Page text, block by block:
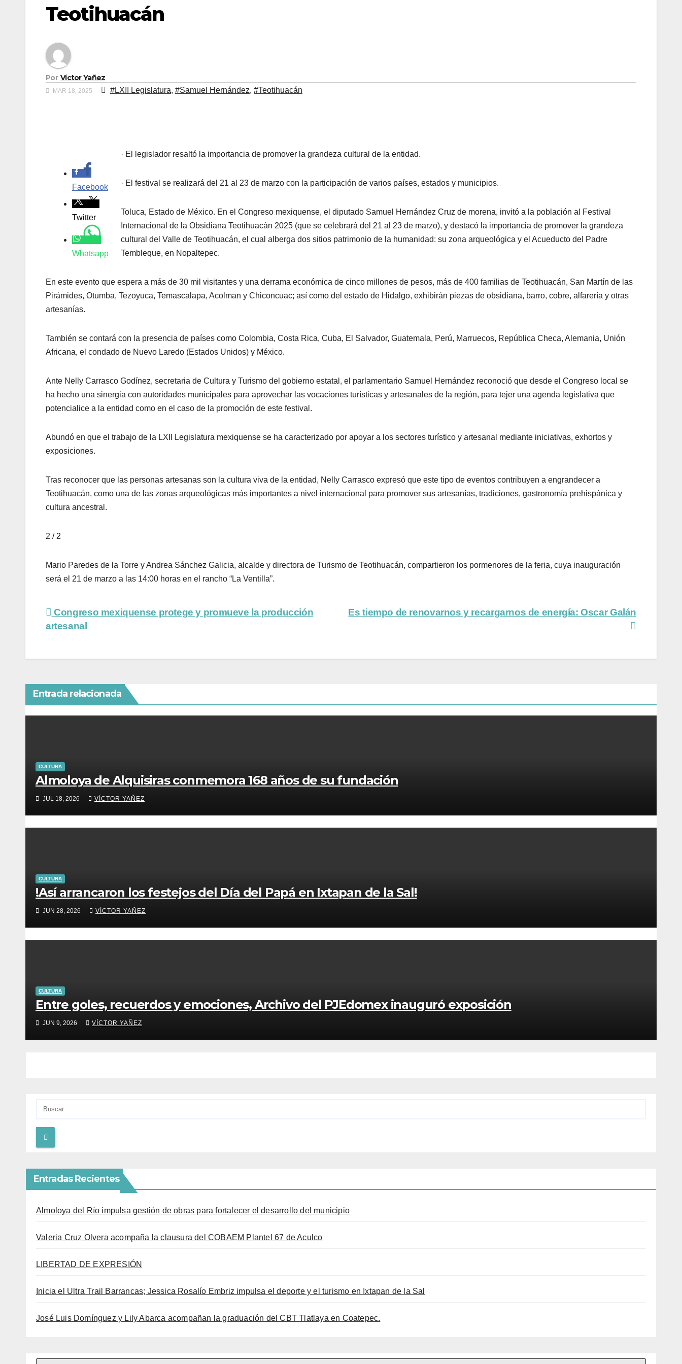
Teotihuacán
Por Víctor Yañez
MAR 18, 2025 #LXII Legislatura, #Samuel Hernández, #Teotihuacán
Facebook
Twitter
Whatsapp
· El legislador resaltó la importancia de promover la grandeza cultural de la entidad.
· El festival se realizará del 21 al 23 de marzo con la participación de varios países, estados y municipios.
Toluca, Estado de México. En el Congreso mexiquense, el diputado Samuel Hernández Cruz de morena, invitó a la población al Festival
Internacional de la Obsidiana Teotihuacán 2025 (que se celebrará del 21 al 23 de marzo), y destacó la importancia de promover la grandeza
cultural del Valle de Teotihuacán, el cual alberga dos sitios patrimonio de la humanidad: su zona arqueológica y el Acueducto del Padre
Tembleque, en Nopaltepec.
En este evento que espera a más de 30 mil visitantes y una derrama económica de cinco millones de pesos, más de 400 familias de Teotihuacán, San Martín de las
Pirámides, Otumba, Tezoyuca, Temascalapa, Acolman y Chiconcuac; así como del estado de Hidalgo, exhibirán piezas de obsidiana, barro, cobre, alfarería y otras
artesanías.
También se contará con la presencia de países como Colombia, Costa Rica, Cuba, El Salvador, Guatemala, Perú, Marruecos, República Checa, Alemania, Unión
Africana, el condado de Nuevo Laredo (Estados Unidos) y México.
Ante Nelly Carrasco Godínez, secretaria de Cultura y Turismo del gobierno estatal, el parlamentario Samuel Hernández reconoció que desde el Congreso local se
ha hecho una sinergia con autoridades municipales para aprovechar las vocaciones turísticas y artesanales de la región, para tejer una agenda legislativa que
potencialice a la entidad como en el caso de la promoción de este festival.
Abundó en que el trabajo de la LXII Legislatura mexiquense se ha caracterizado por apoyar a los sectores turístico y artesanal mediante iniciativas, exhortos y
exposiciones.
Tras reconocer que las personas artesanas son la cultura viva de la entidad, Nelly Carrasco expresó que este tipo de eventos contribuyen a engrandecer a
Teotihuacán, como una de las zonas arqueológicas más importantes a nivel internacional para promover sus artesanías, tradiciones, gastronomía prehispánica y
cultura ancestral.
2 / 2
Mario Paredes de la Torre y Andrea Sánchez Galicia, alcalde y directora de Turismo de Teotihuacán, compartieron los pormenores de la feria, cuya inauguración
será el 21 de marzo a las 14:00 horas en el rancho “La Ventilla”.
Es tiempo de renovarnos y recargarnos de energía: Oscar Galán
Congreso mexiquense protege y promueve la producción
artesanal
Entrada relacionada
CULTURA
Almoloya de Alquisiras conmemora 168 años de su fundación
JUL 18, 2026 VÍCTOR YAÑEZ
CULTURA
!Así arrancaron los festejos del Día del Papá en Ixtapan de la Sal!
JUN 28, 2026 VÍCTOR YAÑEZ
CULTURA
Entre goles, recuerdos y emociones, Archivo del PJEdomex inauguró exposición
JUN 9, 2026 VÍCTOR YAÑEZ
Entradas Recientes
Almoloya del Río impulsa gestión de obras para fortalecer el desarrollo del municipio
Valeria Cruz Olvera acompaña la clausura del COBAEM Plantel 67 de Aculco
LIBERTAD DE EXPRESIÓN
Inicia el Ultra Trail Barrancas; Jessica Rosalío Embriz impulsa el deporte y el turismo en Ixtapan de la Sal
José Luis Domínguez y Lily Abarca acompañan la graduación del CBT Tlatlaya en Coatepec.